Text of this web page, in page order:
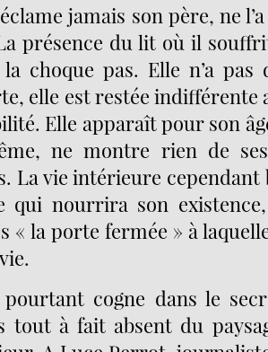
jamais son père, ne
présence du lit où il
choque pas. Elle n’a pas
elle est restée indifférente
Elle apparaît pour son
ne montre rien de
La vie intérieure
qui nourrira son
« la porte fermée » à
cogne dans le
tout à fait absent du